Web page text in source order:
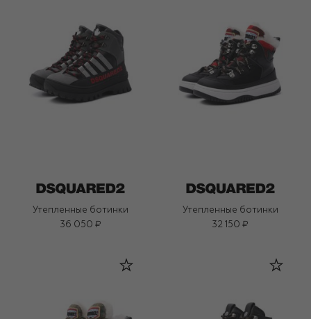
Утепленные ботинки
36 050 ₽
Утепленные ботинки
32 150 ₽